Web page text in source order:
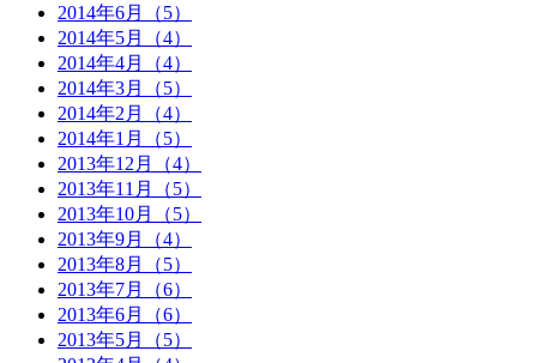
2014年6月（5）
2014年5月（4）
2014年4月（4）
2014年3月（5）
2014年2月（4）
2014年1月（5）
2013年12月（4）
2013年11月（5）
2013年10月（5）
2013年9月（4）
2013年8月（5）
2013年7月（6）
2013年6月（6）
2013年5月（5）